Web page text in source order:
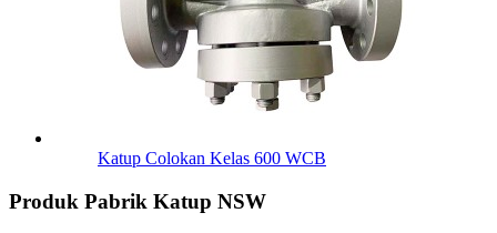
Katup Colokan Kelas 600 WCB
Produk Pabrik Katup NSW